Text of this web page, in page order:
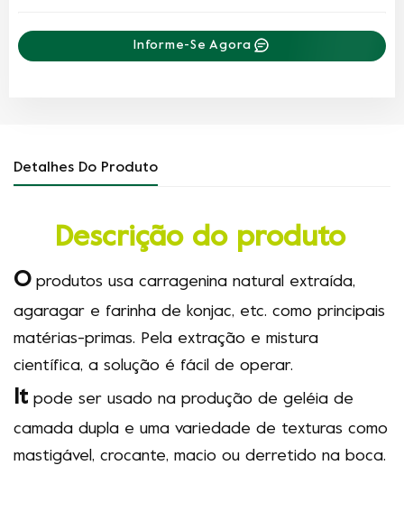
Informe-Se Agora
Detalhes Do Produto
Descrição do produto
Oprodutos usa carragenina natural extraída,
agaragar e farinha de konjac, etc. como principais
matérias-primas. Pela extração e mistura
científica, a solução é fácil de operar.
It pode ser usado na produção de geléia de
camada dupla e uma variedade de texturas como
mastigável, crocante, macio ou derretido na boca.